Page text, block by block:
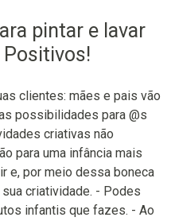
pintar e lavar
clientes: mães e pais vão
possibilidades para @s
criativas não
para uma infância mais
e, por meio dessa boneca
criatividade. - Podes
infantis que fazes. - Ao